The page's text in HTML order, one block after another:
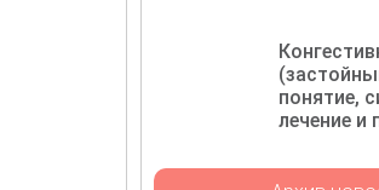
понятие,
лечение и